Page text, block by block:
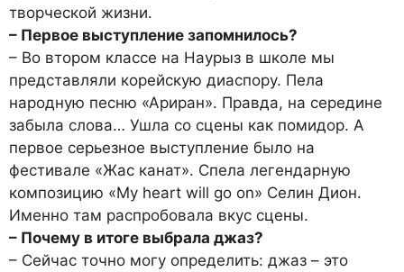
творческой жизни.
– Первое выступление запомнилось?
– Во втором классе на Наурыз в школе мы
представляли корейскую диаспору. Пела
народную песню «Ариран». Правда, на середине
забыла слова… Ушла со сцены как помидор. А
первое серьезное выступление было на
фестивале «Жас канат». Спела легендарную
композицию «My heart will go on» Селин Дион.
Именно там распробовала вкус сцены.
– Почему в итоге выбрала джаз?
– Сейчас точно могу определить: джаз – это